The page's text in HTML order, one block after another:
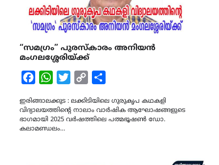
“സമഗ്രം” പുരസ്കാരം അനിയൻ
മംഗലശ്ശേരിയ്ക്ക്
FacebookWhatsAppTwitterCopy
ഇരിങ്ങാലക്കുട : ലക്കിടിയിലെ ഗുരുകൃപ കഥകളി
വിദ്യാലയത്തിന്റെ നാലാം വാർഷിക ആഘോഷങ്ങളുടെ
ഭാഗമായി 2025 വർഷത്തിലെ പത്മഭൂഷൺ ഡോ.
കലാമണ്ഡലം…